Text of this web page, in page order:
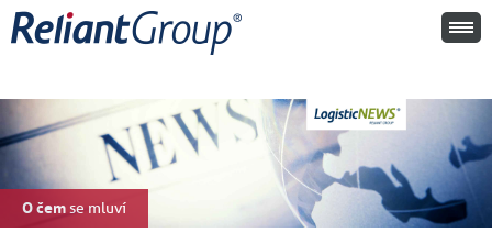
O čemse mluví